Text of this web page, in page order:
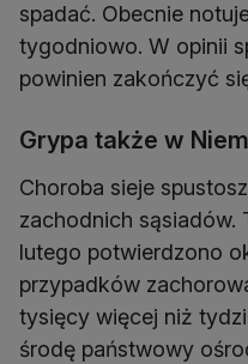
spadać. Obecnie
tygodniowo. W opinii
powinien zakończyć
Grypa także w
Choroba sieje
zachodnich
lutego potwierdzono
przypadków
tysięcy więcej niż
środę państwowy